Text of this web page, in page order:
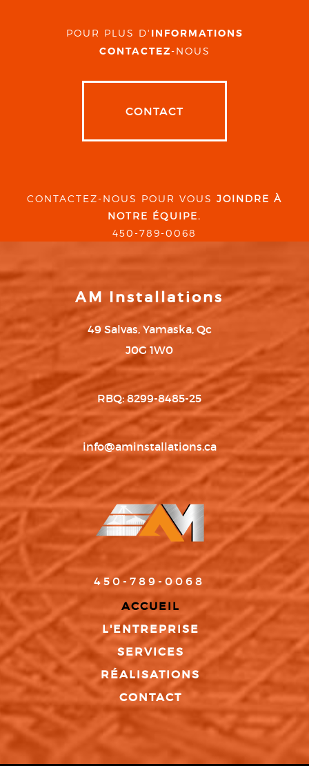
POUR PLUS D' INFORMATIONS
CONTACTEZ-NOUS
CONTACT
CONTACTEZ-NOUS POUR VOUS JOINDRE À
NOTRE ÉQUIPE.
450-789-0068
AM Installations
49 Salvas, Yamaska, Qc
J0G 1W0
RBQ: 8299-8485-25
info@aminstallations.ca
450-789-0068
ACCUEIL
L'ENTREPRISE
SERVICES
RÉALISATIONS
CONTACT